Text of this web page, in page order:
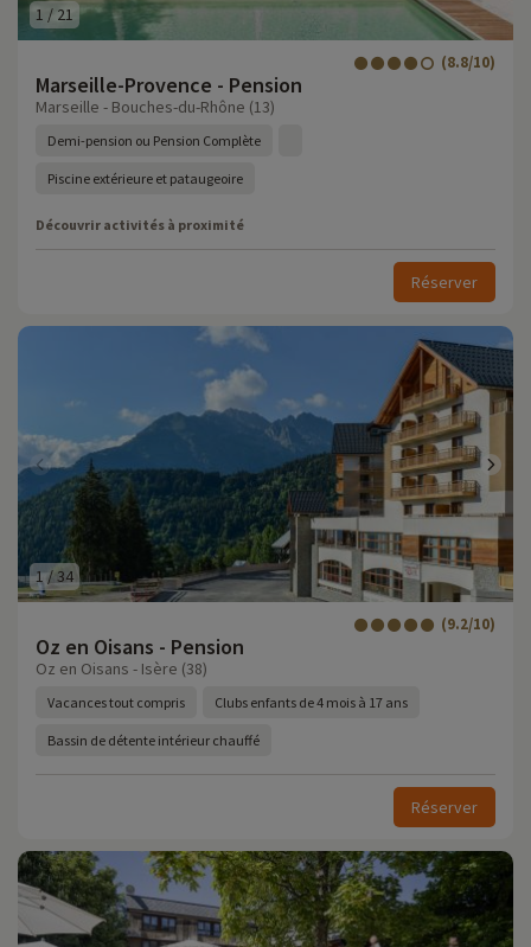
1 / 21
Marseille-Provence - Pension
(8.8/10)
Marseille - Bouches-du-Rhône (13)
Demi-pension ou Pension Complète
Piscine extérieure et pataugeoire
Découvrir activités à proximité
Réserver
1/34
Oz en Oisans - Pension
(9.2/10)
Oz en Oisans - Isère (38)
Vacances tout compris Clubs enfants de 4 mois à 17 ans
Bassin de détente intérieur chauffé
Réserver